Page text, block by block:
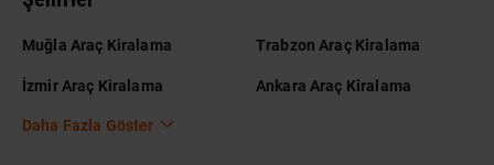
Muğla Araç Kiralama Trabzon Araç Kiralama
İzmir Araç Kiralama Ankara Araç Kiralama
Daha Fazla Göster